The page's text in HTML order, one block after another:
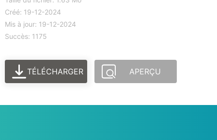
Créé: 19-12-2024
Mis à jour: 19-12-2024
Succès: 1175
TÉLÉCHARGER APERÇU